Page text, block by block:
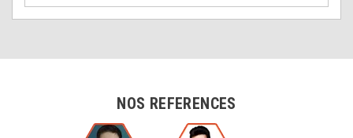
NOS REFERENCES